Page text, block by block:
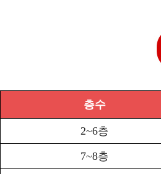
층수
2~6층
7~8층